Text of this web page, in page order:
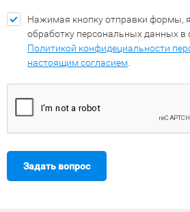
Нажимая кнопку отправки формы,
обработку персональных данных в
Политикой конфидециальности
настоящим согласием
Задать вопрос